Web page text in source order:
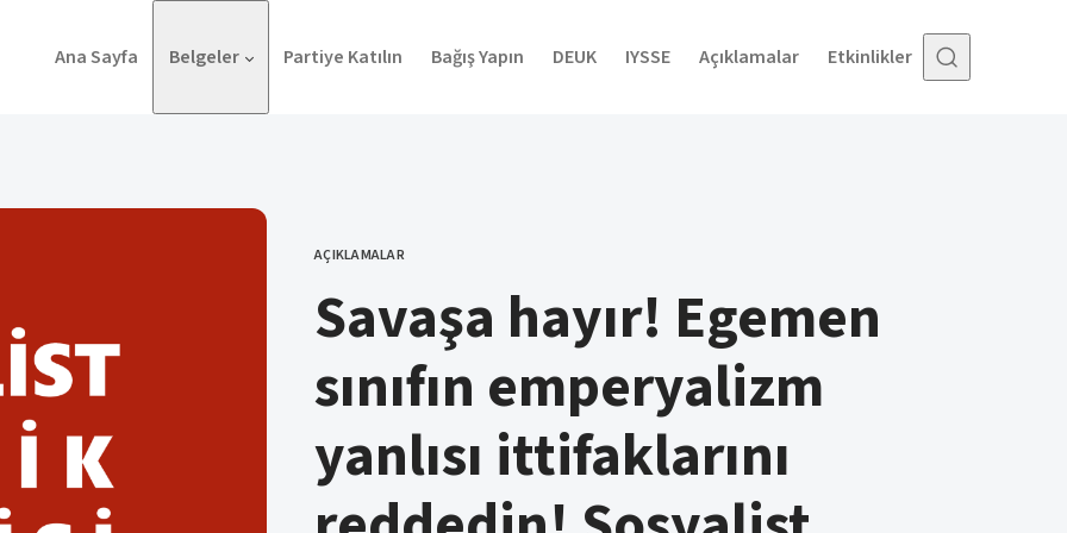
Ana Sayfa Belgeler Partiye Katılın Bağış Yapın DEUK IYSSE Açıklamalar Etkinlikler
KATEGORI
AÇIKLAMALAR
Savaşa hayır! Egemen
sınıfın emperyalizm
yanlısı ittifaklarını